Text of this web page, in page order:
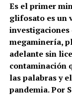
Es el primer
glifosato es un
investigaciones
megaminería,
adelante sin
contaminación
las palabras y
pandemia. Por